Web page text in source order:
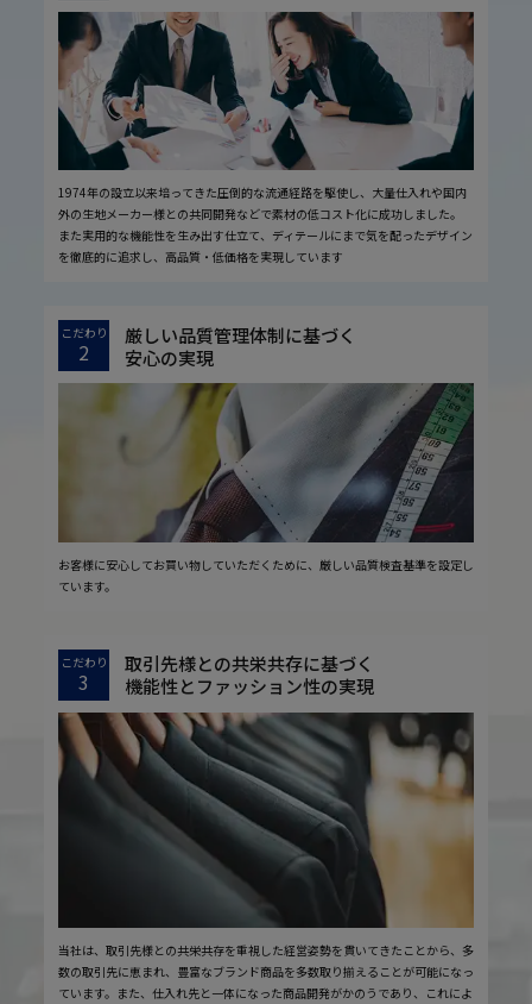
1974年の設立以来培ってきた圧倒的な流通経路を駆使し、大量仕入れや国内
外の生地メーカー様との共同開発などで素材の低コスト化に成功しました。
また実用的な機能性を生み出す仕立て、ディテールにまで気を配ったデザイン
を徹底的に追求し、高品質・低価格を実現しています
こだわり
2
厳しい品質管理体制に基づく
安心の実現
お客様に安心してお買い物していただくために、厳しい品質検査基準を設定し
ています。
こだわり
3
取引先様との共栄共存に基づく
機能性とファッション性の実現
当社は、取引先様との共栄共存を重視した経営姿勢を貫いてきたことから、多
数の取引先に恵まれ、豊富なブランド商品を多数取り揃えることが可能になっ
ています。また、仕入れ先と一体になった商品開発がかのうであり、これによ